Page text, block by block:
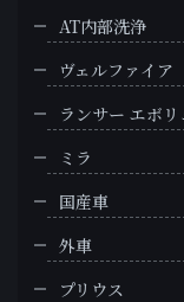
AT内部洗浄
ヴェルファイア
ランサー エボ
ミラ
国産車
外車
プリウス